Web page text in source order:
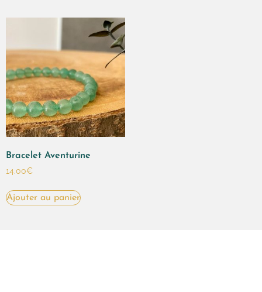
Bracelet Aventurine
14.00€
Ajouter au panier